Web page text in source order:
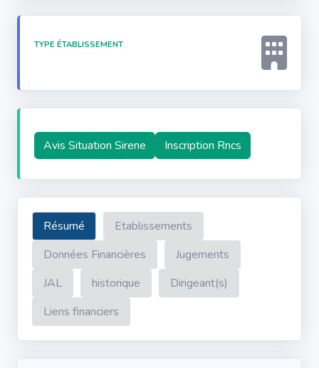
TYPE ÉTABLISSEMENT
Avis Situation Sirene Inscription Rncs
Résumé
Etablissements
Données Financières
Jugements
JAL
historique
Dirigeant(s)
Liens financiers